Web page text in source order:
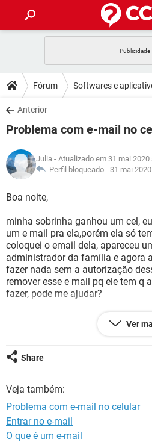
CELULAR
OUTLOOK
INSTAGRAM
GUIA DE COMPRAS
DICAS
JOGOS
INSTAGRAM
GUIA DE COMPRAS
DOWNLOADS
JOGOS
CELULAR
OUTLOOK
INSTAGRAM
JOGOS
CELULAR
OUTLOOK
INSTAGRAM
GUIA DE COMPRAS
GLOSSÁRIO
OUTLOOK
INSTAGRAM
GUIA DE COMPRAS
Fórum Softwares e
Anterior
Problema com e-mail no
Julia - Atualizado em 31 mai 2020
Perfil bloqueado - 31 mai
Boa noite,
minha sobrinha ganhou um cel,
um e mail pra ela,porém ela só
coloquei o email dela, apareceu
administrador da família e agora
fazer nada sem a autorização
remover esse e mail pq ele tem q
fazer, pode me ajudar?
Ver
Share
Veja também:
Problema com e-mail no celular
Entrar no e-mail
O que é um e-mail